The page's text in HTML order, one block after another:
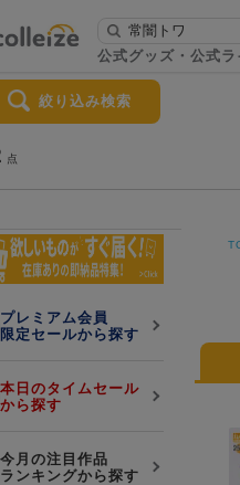
公式グッズ・公式
プレ
ビス
プレミアム会員
限定セールから探す
本日のタイムセール
から探す
今月の注目作品
ランキングから探す
絞り込み検索
点